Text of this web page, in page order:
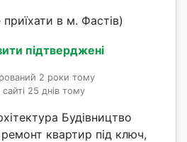
в м. Фастів)
підтверджені
2 роки тому
сайті 25 днів тому
Будівництво
квартир під ключ,